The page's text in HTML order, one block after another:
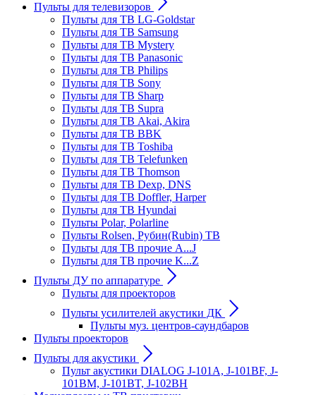
Пульты для телевизоров
Пульты для ТВ LG-Goldstar
Пульты для ТВ Samsung
Пульты для ТВ Mystery
Пульты для ТВ Panasonic
Пульты для ТВ Philips
Пульты для ТВ Sony
Пульты для ТВ Sharp
Пульты для ТВ Supra
Пульты для ТВ Akai, Akira
Пульты для ТВ BBK
Пульты для ТВ Toshiba
Пульты для ТВ Telefunken
Пульты для ТВ Thomson
Пульты для ТВ Dexp, DNS
Пульты для ТВ Doffler, Harper
Пульты для ТВ Hyundai
Пульты Polar, Polarline
Пульты Rolsen, Рубин(Rubin) ТВ
Пульты для ТВ прочие A...J
Пульты для ТВ прочие K...Z
Пульты ДУ по аппаратуре
Пульты для проекторов
Пульты усилителей акустики ДК
Пульты муз. центров-саундбаров
Пульты проекторов
Пульты для акустики
Пульт акустики DIALOG J-101A, J-101BF, J-
101BM, J-101BT, J-102BH